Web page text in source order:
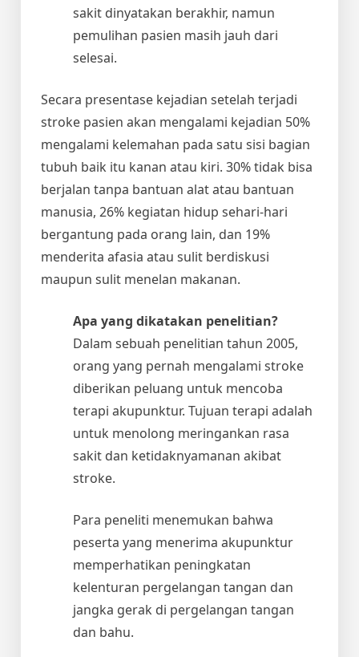
sakit dinyatakan berakhir, namun
pemulihan pasien masih jauh dari
selesai.
Secara presentase kejadian setelah terjadi
stroke pasien akan mengalami kejadian 50%
mengalami kelemahan pada satu sisi bagian
tubuh baik itu kanan atau kiri. 30% tidak bisa
berjalan tanpa bantuan alat atau bantuan
manusia, 26% kegiatan hidup sehari-hari
bergantung pada orang lain, dan 19%
menderita afasia atau sulit berdiskusi
maupun sulit menelan makanan.
Apa yang dikatakan penelitian?
Dalam sebuah penelitian tahun 2005,
orang yang pernah mengalami stroke
diberikan peluang untuk mencoba
terapi akupunktur. Tujuan terapi adalah
untuk menolong meringankan rasa
sakit dan ketidaknyamanan akibat
stroke.
Para peneliti menemukan bahwa
peserta yang menerima akupunktur
memperhatikan peningkatan
kelenturan pergelangan tangan dan
jangka gerak di pergelangan tangan
dan bahu.